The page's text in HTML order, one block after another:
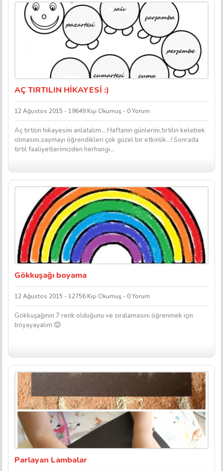
AÇ TIRTILIN HİKAYESİ :)
12 Ağustos 2015 - 19649 Kişi Okumuş - 0 Yorum
Aç tırtılın hikayesini anlatalım… Haftanın günlerini,tırtılın kelebek
olmasını,saymayı öğrendikleri çok güzel bir etkinlik…! Sonrada
tırtıl faaliyetlerimizden herhangi...
Gökkuşağı boyama
12 Ağustos 2015 - 12756 Kişi Okumuş - 0 Yorum
Gökkuşağının 7 renk olduğunu ve sıralamasını öğrenmek için
boyayayalım 🙂
Parlayan Lambalar